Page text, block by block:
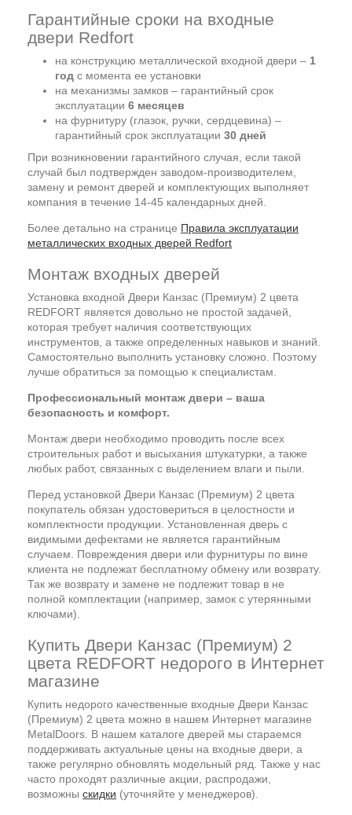
Гарантийные сроки на входные
двери Redfort
на конструкцию металлической входной двери – 1
год с момента ее установки
на механизмы замков – гарантийный срок
эксплуатации 6 месяцев
на фурнитуру (глазок, ручки, сердцевина) –
гарантийный срок эксплуатации 30 дней
При возникновении гарантийного случая, если такой
случай был подтвержден заводом-производителем,
замену и ремонт дверей и комплектующих выполняет
компания в течение 14-45 календарных дней.
Более детально на странице Правила эксплуатации
металлических входных дверей Redfort
Монтаж входных дверей
Установка входной Двери Канзас (Премиум) 2 цвета
REDFORT является довольно не простой задачей,
которая требует наличия соответствующих
инструментов, а также определенных навыков и знаний.
Самостоятельно выполнить установку сложно. Поэтому
лучше обратиться за помощью к специалистам.
Профессиональный монтаж двери – ваша
безопасность и комфорт.
Монтаж двери необходимо проводить после всех
строительных работ и высыхания штукатурки, а также
любых работ, связанных с выделением влаги и пыли.
Перед установкой Двери Канзас (Премиум) 2 цвета
покупатель обязан удостовериться в целостности и
комплектности продукции. Установленная дверь с
видимыми дефектами не является гарантийным
случаем. Повреждения двери или фурнитуры по вине
клиента не подлежат бесплатному обмену или возврату.
Так же возврату и замене не подлежит товар в не
полной комплектации (например, замок с утерянными
ключами).
Купить Двери Канзас (Премиум) 2
цвета REDFORT недорого в Интернет
магазине
Купить недорого качественные входные Двери Канзас
(Премиум) 2 цвета можно в нашем Интернет магазине
MetalDoors. В нашем каталоге дверей мы стараемся
поддерживать актуальные цены на входные двери, а
также регулярно обновлять модельный ряд. Также у нас
часто проходят различные акции, распродажи,
возможны скидки (уточняйте у менеджеров).